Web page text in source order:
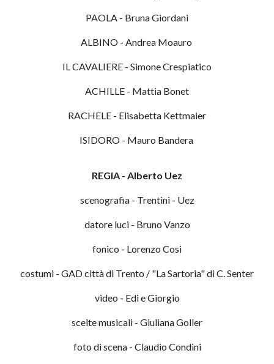
PAOLA - Bruna Giordani
ALBINO- Andrea Moauro
IL CAVALIERE - Simone Crespiatico
ACHILLE - Mattia Bonet
RACHELE - Elisabetta Kettmaier
ISIDORO- Mauro Bandera
REGIA - Alberto Uez
scenografia - Trentini - Uez
datore luci - Bruno Vanzo
fonico - Lorenzo Cosi
costumi - GAD città di Trento / "La Sartoria" di C. Senter
video - Edi e Giorgio
scelte musicali - Giuliana Goller
foto di scena - Claudio Condini